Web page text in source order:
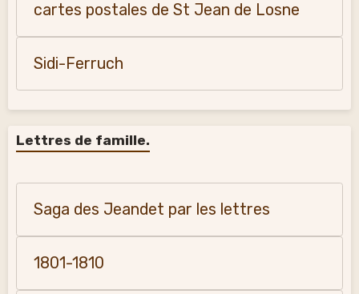
cartes postales de St Jean de Losne
Sidi-Ferruch
Lettres de famille.
Saga des Jeandet par les lettres
1801-1810